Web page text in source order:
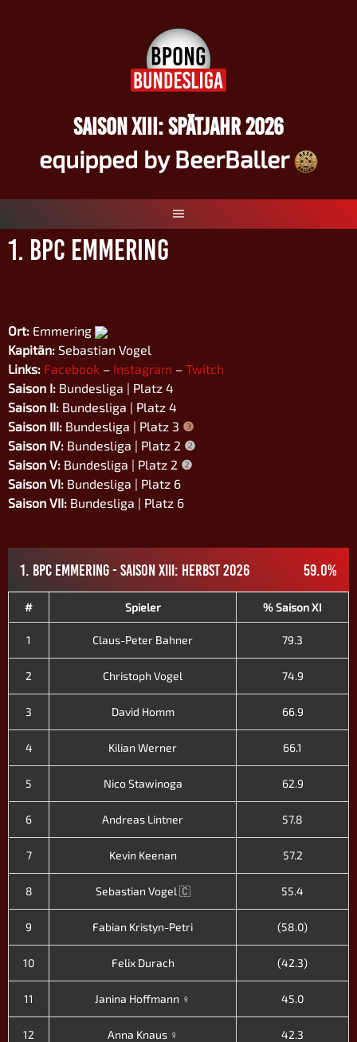
SAISON XIII: SPÄTJAHR 2026
equipped by BeerBaller
1. BPC Emmering
Ort: Emmering
Kapitän: Sebastian Vogel
Links: Facebook – Instagram – Twitch
Saison I: Bundesliga | Platz 4
Saison II: Bundesliga | Platz 4
Saison III: Bundesliga | Platz 3 ❸
Saison IV: Bundesliga | Platz 2 ❷
Saison V: Bundesliga | Platz 2 ❷
Saison VI: Bundesliga | Platz 6
Saison VII: Bundesliga | Platz 6
1. BPC EMMERING - SAISON XIII: HERBST 2026 59.0%
# Spieler % Saison XI
1 Claus-Peter Bahner 79.3
2 Christoph Vogel 74.9
3 David Homm 66.9
4 Kilian Werner 66.1
5 Nico Stawinoga 62.9
6 Andreas Lintner 57.8
7 Kevin Keenan 57.2
8 Sebastian Vogel 🇨 55.4
9 Fabian Kristyn-Petri (58.0)
10 Felix Durach (42.3)
11 Janina Hoffmann ♀ 45.0
12 Anna Knaus ♀ 42.3